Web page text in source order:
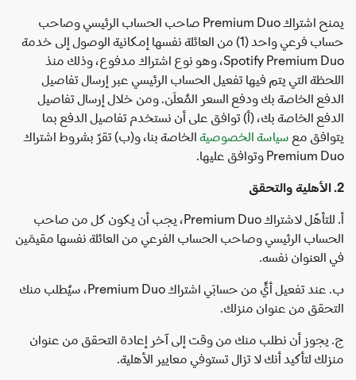
يمنح اشتراك Premium Duo صاحب الحساب الرئيسي وصاحب
حساب فرعي واحد (1) من العائلة نفسها إمكانية الوصول إلى خدمة
Spotify Premium Duo، وهو نوع اشتراك مدفوع، وذلك منذ
اللحظة التي يتم فيها تفعيل الحساب الرئيسي عبر إرسال تفاصيل
الدفع الخاصة بك ودفع السعر المُعلَن. ومن خلال إرسال تفاصيل
الدفع الخاصة بك، (أ) توافق على أن نستخدم تفاصيل الدفع بما
يتوافق مع سياسة الخصوصيةالخاصة بنا، و(ب) تقرّ بشروط اشتراك
Premium Duo وتوافق عليها.
2. الأهلية والتحقق
أ. للتأهّل لاشتراك Premium Duo، يجب أن يكون كل من صاحب
الحساب الرئيسي وصاحب الحساب الفرعي من العائلة نفسها مقيمَين
في العنوان نفسه.
ب. عند تفعيل أيٍّ من حسابَي اشتراك Premium Duo، سيُطلب منك
التحقق من عنوان منزلك.
ج. يجوز أن نطلب منك من وقت إلى آخر إعادة التحقق من عنوان
منزلك لتأكيد أنك لا تزال تستوفي معايير الأهلية.